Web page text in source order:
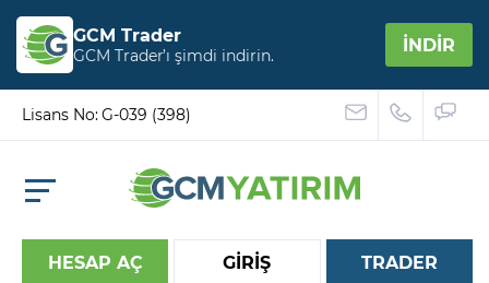
GCM Trader
GCM Trader’ı şimdi indirin. İNDİR
Lisans No: G-039 (398)
HESAP AÇ GİRİŞ TRADER